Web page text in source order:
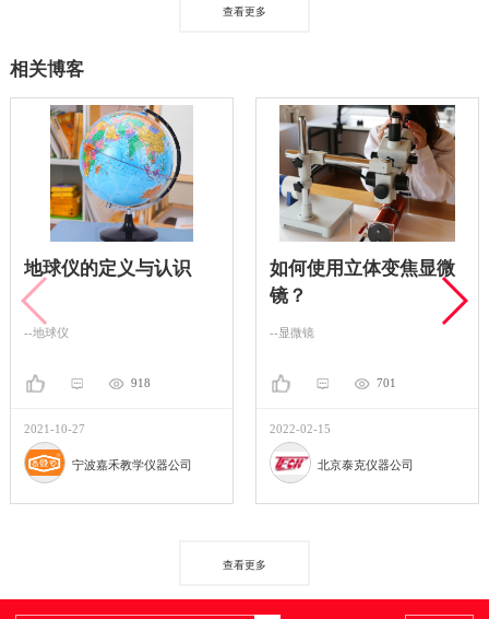
查看更多
相关博客
地球仪的定义与认识
--地球仪
918
2021-10-27
宁波嘉禾教学仪器公司
如何使用立体变焦显微
镜？
--显微镜
701
2022-02-15
北京泰克仪器公司
查看更多